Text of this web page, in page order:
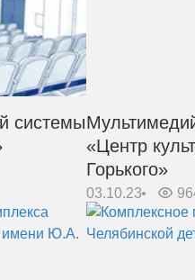
системы
«Центр
Горького»
03.10.23